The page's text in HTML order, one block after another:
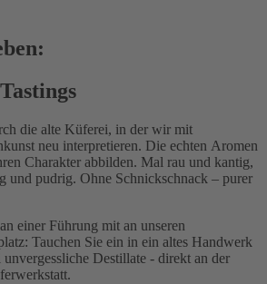
die alte Küferei, in der wir mit
neu interpretieren. Die echten Aromen
Charakter abbilden. Mal rau und kantig,
und pudrig. Ohne Schnickschnack – purer
einer Führung mit an unseren
Tauchen Sie ein in ein altes Handwerk
Destillate - direkt an der